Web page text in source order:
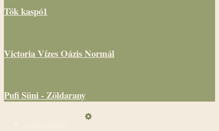
Tök kaspó1
Victoria Vízes Oázis Normál
Pufi Süni - Zöldarany